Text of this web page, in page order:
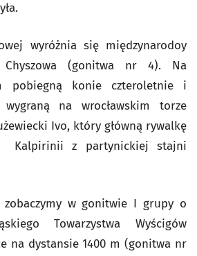
wyróżnia się międzynarodoy
(gonitwa nr 4). Na
pobiegną konie czteroletnie i
na wrocławskim torze
Ivo, który główną rywalkę
Kalpirinii z partynickiej stajni
w gonitwie I grupy o
Towarzystwa Wyścigów
na dystansie 1400 m (gonitwa nr